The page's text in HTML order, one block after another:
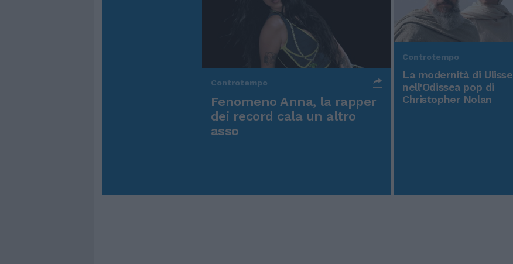
Controtempo
Fenomeno Anna, la rapper
dei record cala un altro
asso
Controtempo
La modernità di Ulisse
nell'Odissea pop di
Christopher Nolan